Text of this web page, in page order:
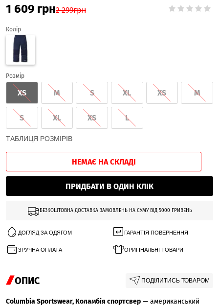
1 609 грн2 299грн
Колір
Розмір
XS M S XL XS M
S XL XS L
ТАБЛИЦЯ РОЗМІРІВ
НЕМАЄ НА СКЛАДІ
ПРИДБАТИ В ОДИН КЛІК
БЕЗКОШТОВНА ДОСТАВКА ЗАМОВЛЕНЬ НА СУМУ ВІД 5000 ГРИВЕНЬ
ДОГЛЯД ЗА ОДЯГОМ ГАРАНТІЯ ПОВЕРНЕННЯ
ЗРУЧНА ОПЛАТА ОРИГІНАЛЬНІ ТОВАРИ
ОПИС ПОДІЛИТИСЬ ТОВАРОМ
Columbia Sportswear, Коламбія спортсвер — американський